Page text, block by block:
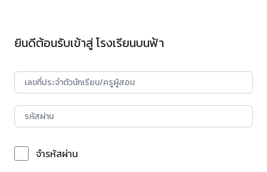
ยินดีต้อนรับเข้าสู่ โรงเรียนบนฟ้า
จำรหัสผ่าน